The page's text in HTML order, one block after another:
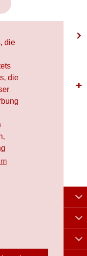
die
die
30mm x 50mm